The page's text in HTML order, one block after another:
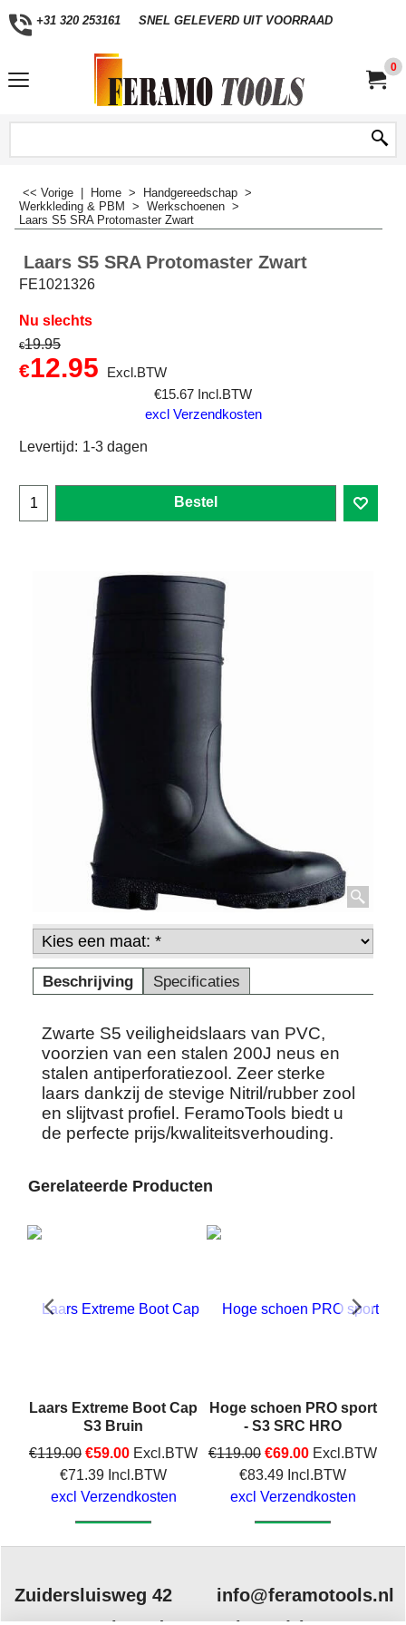
+31 320 253161 SNEL GELEVERD UIT VOORRAAD
0
<< Vorige Home > Handgereedschap >
Werkkleding & PBM
> Werkschoenen >
Laars S5 SRA Protomaster Zwart
Laars S5 SRA Protomaster Zwart
FE1021326
Nu slechts
€19.95
€12.95
Excl.BTW
€15.67 Incl.BTW
excl Verzendkosten
Levertijd: 1-3 dagen
Bestel
Beschrijving Specificaties
Zwarte S5 veiligheidslaars van PVC,
voorzien van een stalen 200J neus en
stalen antiperforatiezool. Zeer sterke
laars dankzij de stevige Nitril/rubber zool
en slijtvast profiel. FeramoTools biedt u
de perfecte prijs/kwaliteitsverhouding.
Gerelateerde Producten
Laars Extreme Boot Cap
S3 Bruin
€119.00 €59.00 Excl.BTW
€71.39 Incl.BTW
excl Verzendkosten
Hoge schoen PRO sport
- S3 SRC HRO
€119.00 €69.00 Excl.BTW
€83.49 Incl.BTW
excl Verzendkosten
Zuidersluisweg 42
info@feramotools.nl